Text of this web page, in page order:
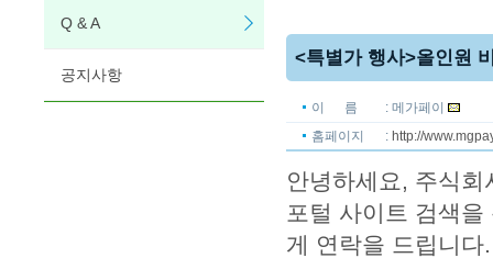
Q & A
공지사항
<특별가 행사>올인원
이 름
: 메가페이
홈페이지
: http://
안녕하세요, 주식
포털 사이트 검색
게 연락을 드립니다.